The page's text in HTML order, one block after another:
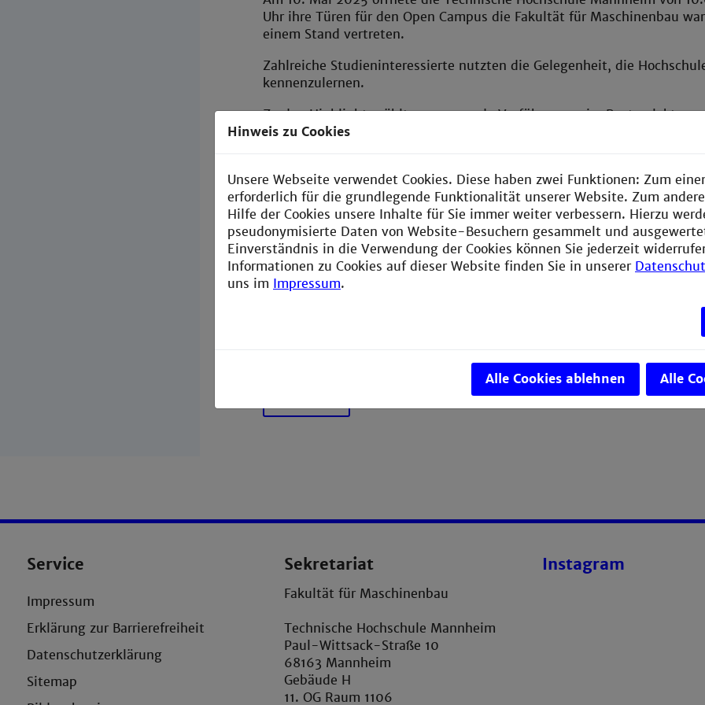
Uhr ihre Türen für den Open Campus die Fakultät für Maschinenbau
einem Stand vertreten.
Zahlreiche Studieninteressierte nutzten die Gelegenheit, die
kennenzulernen.
Zu den Highlights zählten spannende Vorführungen im
faszinierende Welt der Nanostrukturen entdecken konnten.
Außerdem gab es eine Führung in die Tribologie mit dem Thema
Nachhaltigkeit“, die aufzeigt, wie innovative Technologien zur
Die Vorführungen im Windkanal ermöglichten einen Einblick in die
Mobilität.
Ansprechpartnerinnen und Ansprechpartner waren Studierende,
Fragen beantworteten und Einblicke in ihre Projekte gaben.
Wir danken allen Besucherinnen und Besuchern für ihr Interesse und
Service
Impressum
Erklärung zur Barrierefreiheit
Datenschutzerklärung
Sitemap
Sekretariat
Fakultät für Maschinenbau
Technische Hochschule Mannheim
Paul-Wittsack-Straße 10
68163 Mannheim
Gebäude H
11. OG Raum 1106
Instagram
Hinweis zu Cookies
Unsere Webseite verwendet Cookies. Diese haben zwei Funktionen: Zum
erforderlich für die grundlegende Funktionalität unserer Website. Zum
Hilfe der Cookies unsere Inhalte für Sie immer weiter verbessern. Hierzu
pseudonymisierte Daten von Website-Besuchern gesammelt und
Einverständnis in die Verwendung der Cookies können Sie jederzeit
Informationen zu Cookies auf dieser Website finden Sie in unserer
uns im Impressum.
Alle Cookies ablehnen Alle